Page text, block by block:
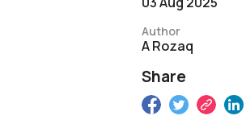
Author
A Rozaq
Share